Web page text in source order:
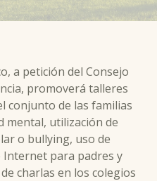
a petición del Consejo
promoverá talleres
conjunto de las familias
mental, utilización de
o bullying, uso de
Internet para padres y
charlas en los colegios